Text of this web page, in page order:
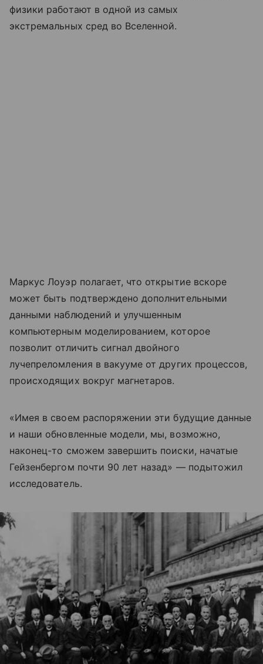
физики работают в одной из самых
экстремальных сред во Вселенной.
Маркус Лоуэр полагает, что открытие вскоре
может быть подтверждено дополнительными
данными наблюдений и улучшенным
компьютерным моделированием, которое
позволит отличить сигнал двойного
лучепреломления в вакууме от других процессов,
происходящих вокруг магнетаров.
«Имея в своем распоряжении эти будущие данные
и наши обновленные модели, мы, возможно,
наконец-то сможем завершить поиски, начатые
Гейзенбергом почти 90 лет назад» — подытожил
исследователь.